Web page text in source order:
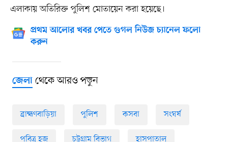
এলাকায় অতিরিক্ত পুলিশ মোতায়েন করা হয়েছে।
প্রথম আলোর খবর পেতে গুগল নিউজ চ্যানেল ফলো
করুন
জেলাথেকে আরও পড়ুন
ব্রাহ্মণবাড়িয়া পুলিশ কসবা সংঘর্ষ
পবিত্র হজ চট্টগ্রাম বিভাগ হাসপাতাল